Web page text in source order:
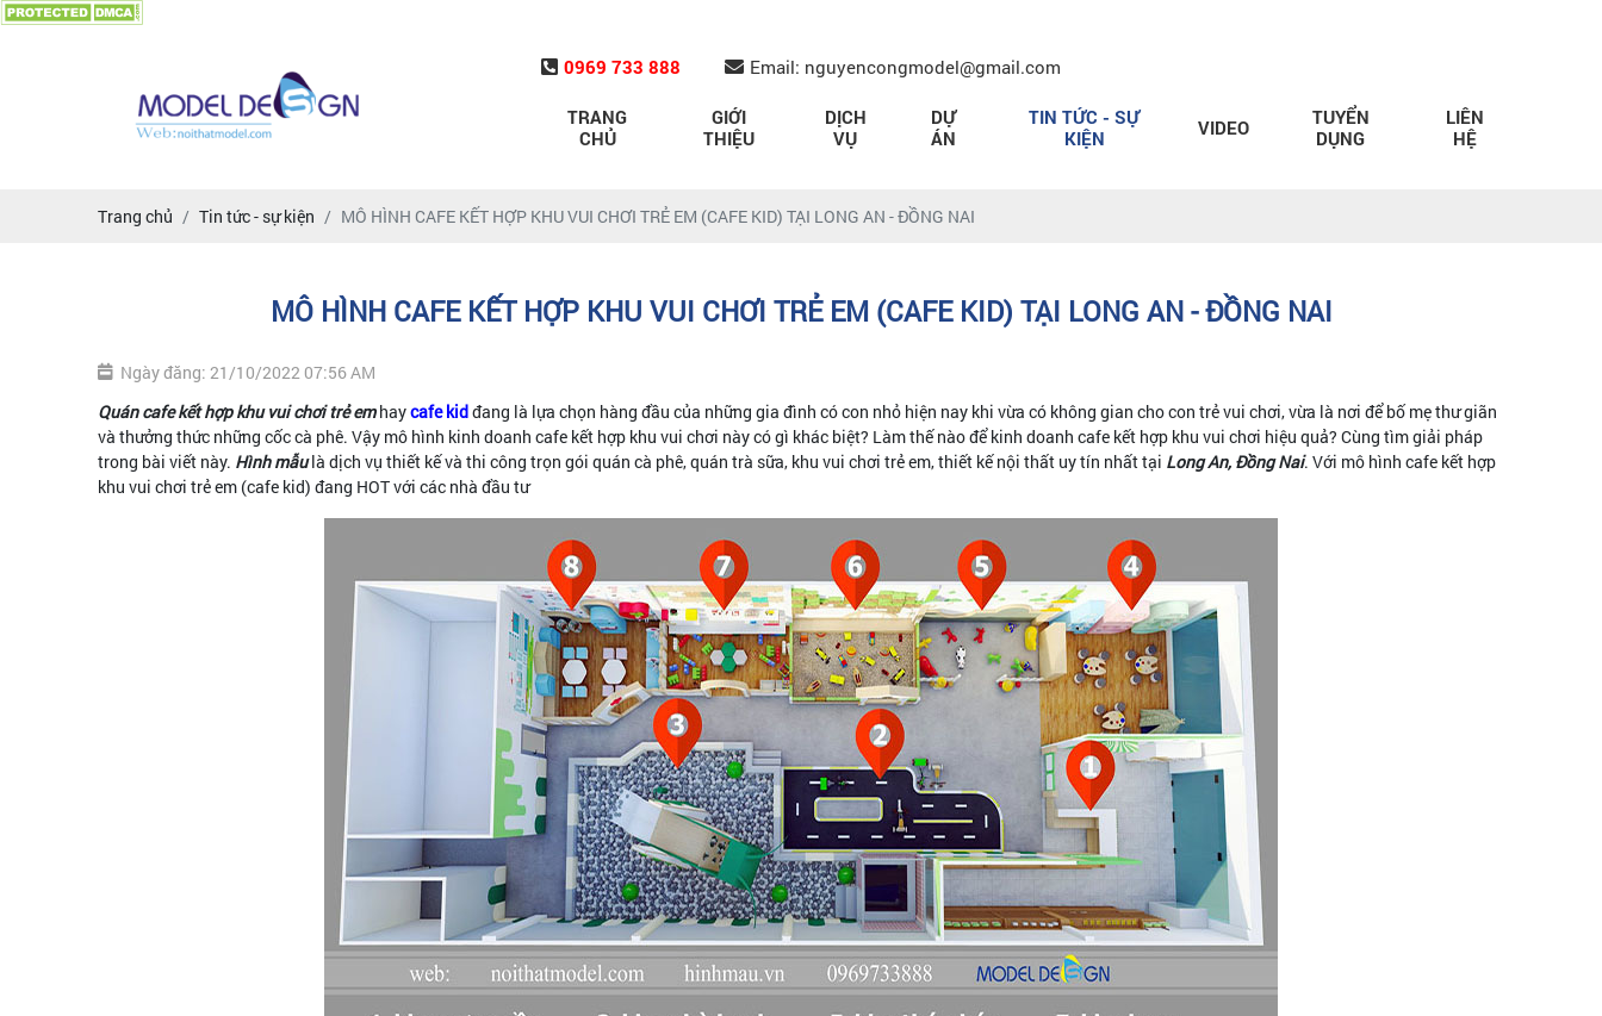
0969 733 888 Email: nguyencongmodel@gmail.com
TRANG
CHỦ
GIỚI
THIỆU
DỊCH
VỤ
DỰ
ÁN
TIN TỨC - SỰ
KIỆN
VIDEO
TUYỂN
DỤNG
LIÊN
HỆ
Trang chủ Tin tức - sự kiện MÔ HÌNH CAFE KẾT HỢP KHU VUI CHƠI TRẺ EM (CAFE KID) TẠI LONG AN - ĐỒNG NAI
MÔ HÌNH CAFE KẾT HỢP KHU VUI CHƠI TRẺ EM (CAFE KID) TẠI LONG AN - ĐỒNG NAI
Ngày đăng: 21/10/2022 07:56 AM
Quán cafe kết hợp khu vui chơi trẻ emhaycafe kidđang là lựa chọn hàng đầu của những gia đình có con nhỏ hiện nay khi vừa có không gian cho con trẻ vui chơi, vừa là nơi để bố mẹ thư giãn
và thưởng thức những cốc cà phê. Vậy mô hình kinh doanh cafe kết hợp khu vui chơi này có gì khác biệt? Làm thế nào để kinh doanh cafe kết hợp khu vui chơi hiệu quả? Cùng tìm giải pháp
trong bài viết này. Hình mẫulà dịch vụ thiết kế và thi công trọn gói quán cà phê, quán trà sữa, khu vui chơi trẻ em, thiết kế nội thất uy tín nhất tại Long An, Đồng Nai. Với mô hình cafe kết hợp
khu vui chơi trẻ em (cafe kid) đang HOT với các nhà đầu tư